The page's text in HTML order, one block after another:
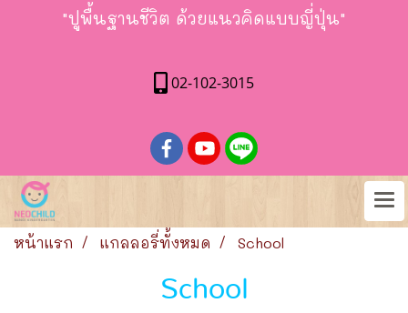
"ปูพื้นฐานชีวิต ด้วยแนวคิดแบบญี่ปุ่น"
02-102-3015
หน้าแรก แกลลอรี่ทั้งหมด School
School